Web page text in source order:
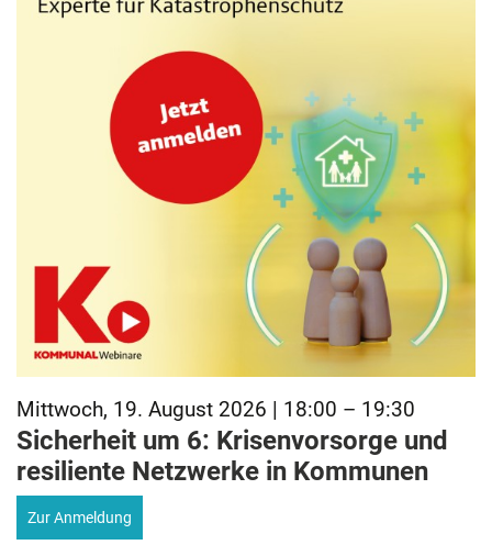
Mittwoch, 19. August 2026 | 18:00 – 19:30
Sicherheit um 6: Krisenvorsorge und
resiliente Netzwerke in Kommunen
Zur Anmeldung